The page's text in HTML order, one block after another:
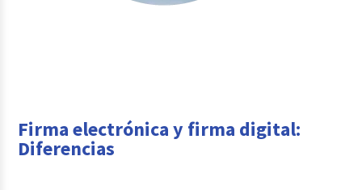
Firma electrónica y firma digital:
Diferencias